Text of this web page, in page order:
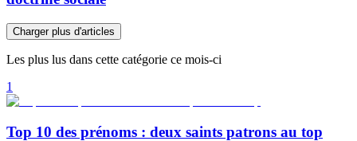
Charger plus d'articles
Les plus lus dans cette catégorie ce mois-ci
1
Top 10 des prénoms : deux saints patrons au top